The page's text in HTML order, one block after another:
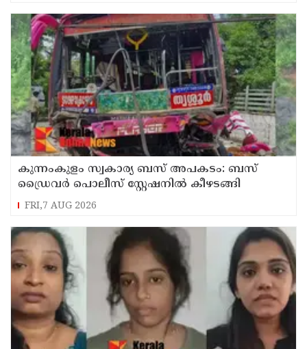
കുന്നംകുളം സ്വകാര്യ ബസ് അപകടം: ബസ്
ഡ്രൈവർ പൊലീസ് സ്റ്റേഷനിൽ കീഴടങ്ങി
FRI,7 AUG 2026